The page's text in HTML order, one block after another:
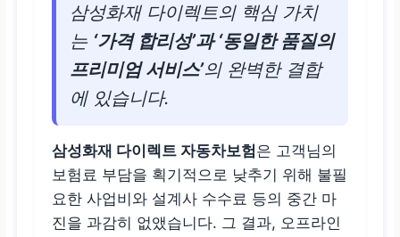
삼성화재 다이렉트의 핵심 가치
는 ‘가격 합리성’과 ‘동일한 품질의
프리미엄 서비스’의 완벽한 결합
에 있습니다.
삼성화재 다이렉트 자동차보험은 고객님의
보험료 부담을 획기적으로 낮추기 위해 불필
요한 사업비와 설계사 수수료 등의 중간 마
진을 과감히 없앴습니다. 그 결과, 오프라인